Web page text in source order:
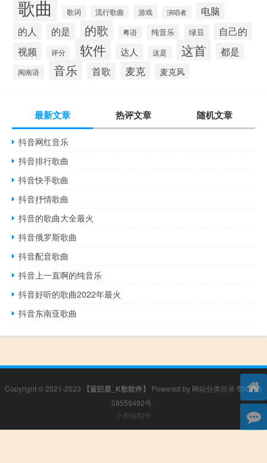
歌曲 歌词 流行歌曲 游戏 演唱者 电脑
的人 的是 的歌 粤语 纯音乐 绿豆 自己的
视频 评分 软件 达人 这是 这首 都是
闽南语 音乐 首歌 麦克 麦克风
最新文章 热评文章 随机文章
抖音网红音乐
抖音排行歌曲
抖音快手歌曲
抖音抒情歌曲
抖音的歌曲大全最火
抖音俄罗斯歌曲
抖音配音歌曲
抖音上一直啊的纯音乐
抖音好听的歌曲2022年最火
抖音东南亚歌曲
Copyright © 2021-2023 【蓝巨星_K歌软件】 Powered by 网站分类目录 鄂ICP备
08559492号
小男孩制作